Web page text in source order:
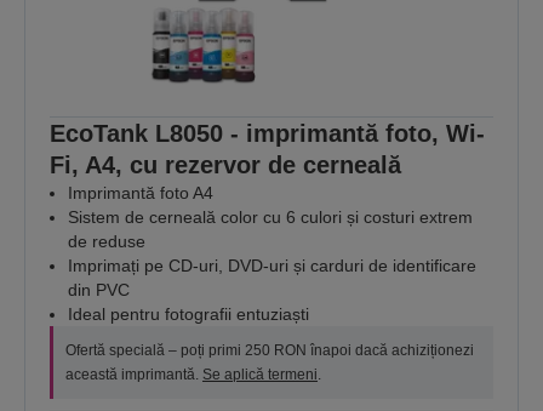
EcoTank L8050 - imprimantă foto, Wi-
Fi, A4, cu rezervor de cerneală
Imprimantă foto A4
Sistem de cerneală color cu 6 culori și costuri extrem
de reduse
Imprimați pe CD-uri, DVD-uri și carduri de identificare
din PVC
Ideal pentru fotografii entuziaști
Ofertă specială – poți primi 250 RON înapoi dacă achiziționezi
această imprimantă. Se aplică termeni.